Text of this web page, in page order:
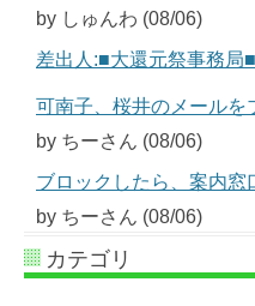
by しゅんわ (08/06)
差出人:■大還元祭事務局
可南子、桜井のメールを
by ちーさん (08/06)
ブロックしたら、案内窓
by ちーさん (08/06)
カテゴリ